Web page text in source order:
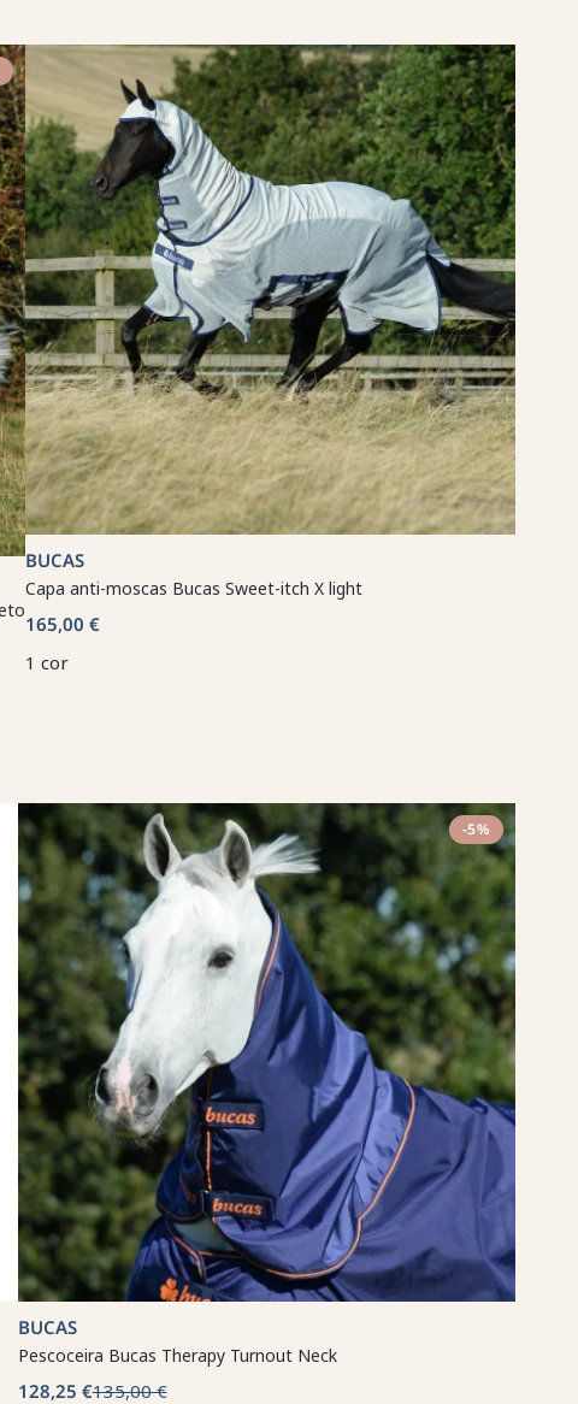
BUCAS
Capa anti-moscas Bucas Sweet-itch X light
165,00 €
1 cor
-5%
BUCAS
Pescoceira Bucas Therapy Turnout Neck
128,25 €135,00 €